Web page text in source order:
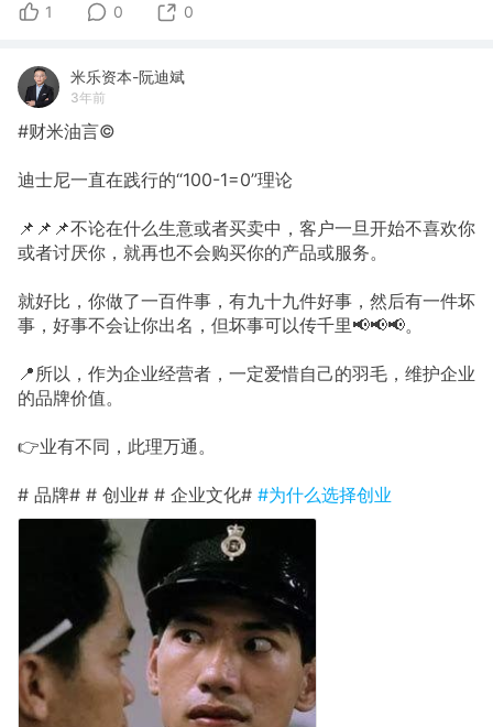
1 0 0
米乐资本-阮迪斌
3年前
#财米油言©
迪士尼一直在践行的“100-1=0”理论
📌📌📌不论在什么生意或者买卖中，客户一旦开始不喜欢你
或者讨厌你，就再也不会购买你的产品或服务。
就好比，你做了一百件事，有九十九件好事，然后有一件坏
事，好事不会让你出名，但坏事可以传千里📢📢📢。
📍所以，作为企业经营者，一定爱惜自己的羽毛，维护企业
的品牌价值。
👉业有不同，此理万通。
# 品牌# # 创业# # 企业文化# #为什么选择创业